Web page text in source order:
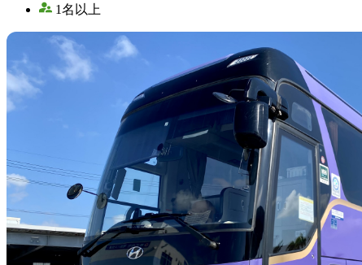
1名以上